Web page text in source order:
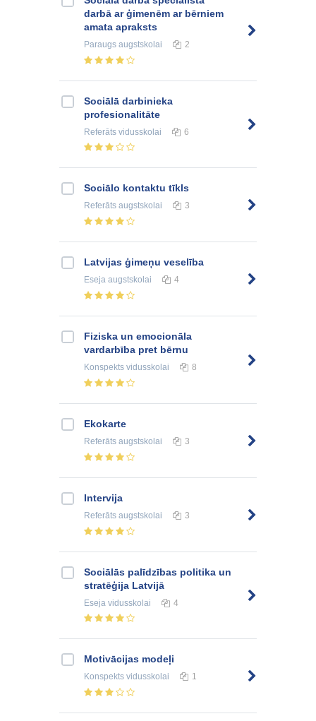
darbā ar ģimenēm ar bērniem
amata apraksts
Paraugs augstskolai 2
Sociālā darbinieka
profesionalitāte
Referāts vidusskolai 6
Sociālo kontaktu tīkls
Referāts augstskolai 3
Latvijas ģimeņu veselība
Eseja augstskolai 4
Fiziska un emocionāla
vardarbība pret bērnu
Konspekts vidusskolai 8
Ekokarte
Referāts augstskolai 3
Intervija
Referāts augstskolai 3
Sociālās palīdzības politika un
stratēģija Latvijā
Eseja vidusskolai 4
Motivācijas modeļi
Konspekts vidusskolai 1